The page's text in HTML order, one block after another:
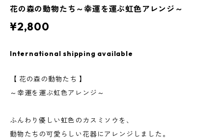
花の森の動物たち～幸運を運ぶ虹色アレンジ～
¥2,800
International shipping available
【 花の森の動物たち 】
～幸運を運ぶ虹色アレンジ～
ふんわり優しい虹色のカスミソウを、
動物たちの可愛らしい花器にアレンジしました。